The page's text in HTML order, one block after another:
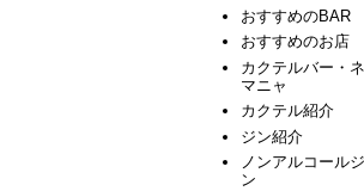
おすすめのBAR
おすすめのお店
カクテルバー・ネ
マニャ
カクテル紹介
ジン紹介
ノンアルコールジ
ン